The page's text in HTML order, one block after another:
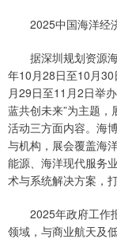
2025中国海洋经济
据深圳规划资源海
年10月28日至10月
月29日至11月2日举
蓝共创未来”为主题
活动三方面内容。海
与机构，展会覆盖海
能源、海洋现代服务
术与系统解决方案，
2025年政府工作报
领域，与商业航天及